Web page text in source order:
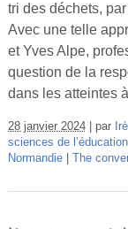
tri des déchets,
Avec une telle
et Yves Alpe,
question de la
dans les atteintes
28 janvier 2024 par
sciences de
Normandie
The